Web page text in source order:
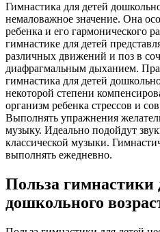
Гимнастика для детей
немаловажное значение. Она
ребенка и его гармонического
гимнастике для детей
различных движений и поз в
диафрагмальным дыханием.
гимнастика для детей
некоторой степени
организм ребенка стрессов и
Выполнять упражнения
музыку. Идеально подойдут
классической музыки.
выполнять ежедневно.
Польза гимнастики
дошкольного